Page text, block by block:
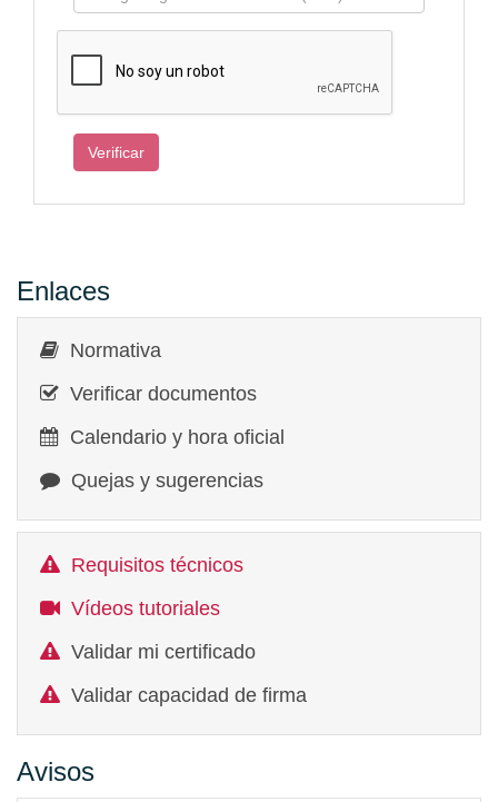
Enlaces
Normativa
Verificar documentos
Calendario y hora oficial
Quejas y sugerencias
Requisitos técnicos
Vídeos tutoriales
Validar mi certificado
Validar capacidad de firma
Avisos